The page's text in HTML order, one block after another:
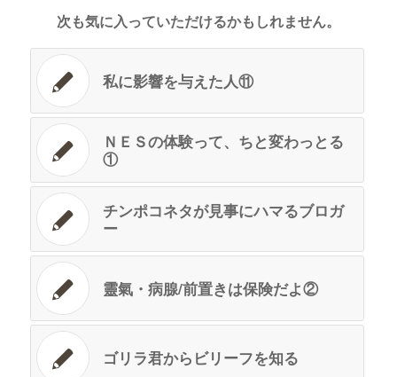
次も気に入っていただけるかもしれません。
私に影響を与えた人⑪
ＮＥＳの体験って、ちと変わっとる
①
チンポコネタが見事にハマるブロガ
ー
靈氣・病腺/前置きは保険だよ②
ゴリラ君からビリーフを知る